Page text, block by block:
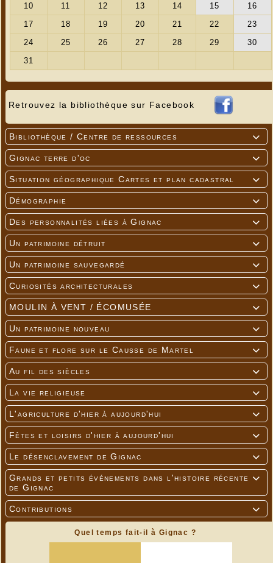
Retrouvez la bibliothèque sur Facebook

Bibliothèque / Centre de ressources

Gignac terre d'oc

Situation géographique Cartes et plan cadastral

Démographie

Des personnalités liées à Gignac

Un patrimoine détruit

Un patrimoine sauvegardé

Curiosités architecturales

MOULIN À VENT / ÉCOMUSÉE

Un patrimoine nouveau

Faune et flore sur le Causse de Martel

Au fil des siècles

La vie religieuse

L'agriculture d'hier à aujourd'hui

Fêtes et loisirs d'hier à aujourd'hui

Le désenclavement de Gignac

Grands et petits événements dans l'histoire récente
de Gignac

Contributions
Quel temps fait-il à Gignac ?